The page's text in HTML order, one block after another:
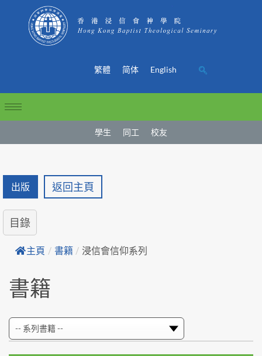
繁體 简体 English
學生 同工 校友
出版 返回主頁
目錄
主頁 / 書籍 / 浸信會信仰系列
書籍